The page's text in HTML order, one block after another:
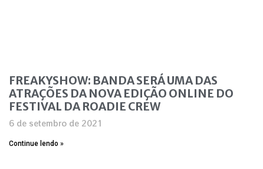
FREAKYSHOW: BANDA SERÁ UMA DAS
ATRAÇÕES DA NOVA EDIÇÃO ONLINE DO
FESTIVAL DA ROADIE CREW
6 de setembro de 2021
Continue lendo »